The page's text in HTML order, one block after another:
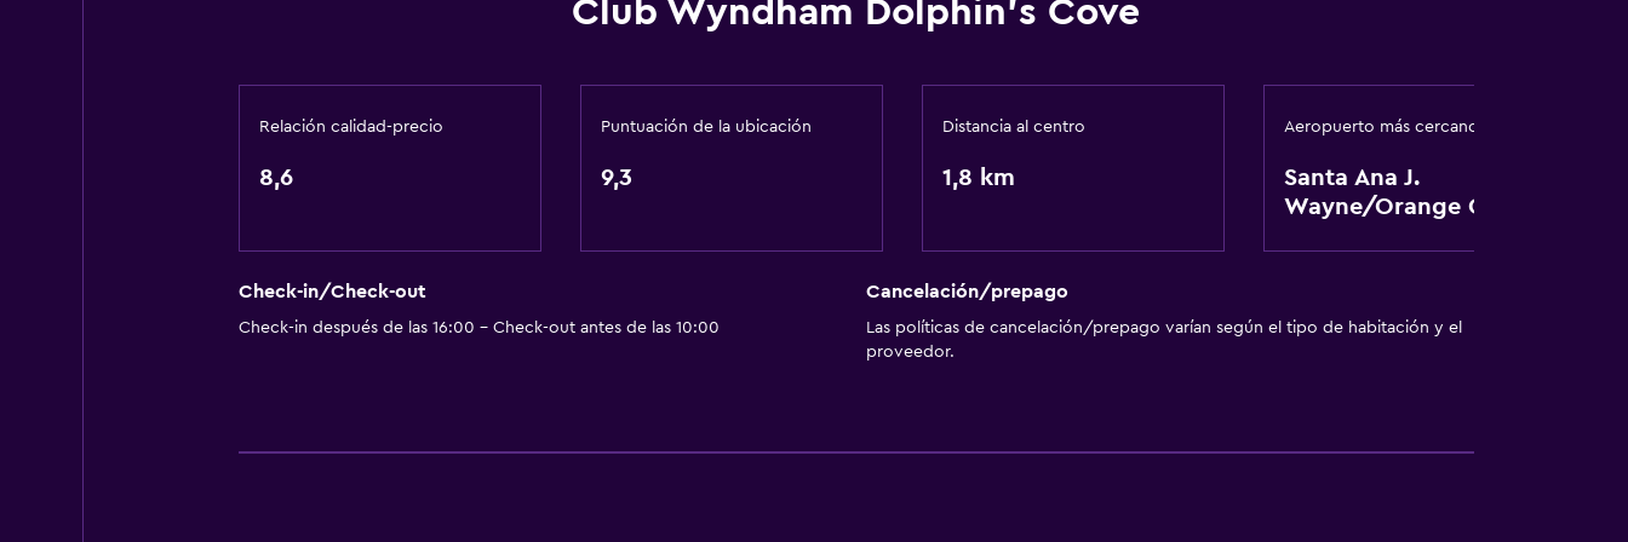
Baño privado
Reproductor de CD
Zona de estar
Teléfono
Terraza
Área de picnic
Club Wyndham Dolphin's Cove
Relación calidad-precio
8,6
Puntuación de la ubicación
9,3
Distancia al centro
1,8 km
Aeropuerto más cercano
Santa Ana J.
Wayne/Orange Cnty
Check-in/Check-out
Check-in después de las 16:00 - Check-out antes de las 10:00
Cancelación/prepago
Las políticas de cancelación/prepago varían según el tipo de habitación y el
proveedor.